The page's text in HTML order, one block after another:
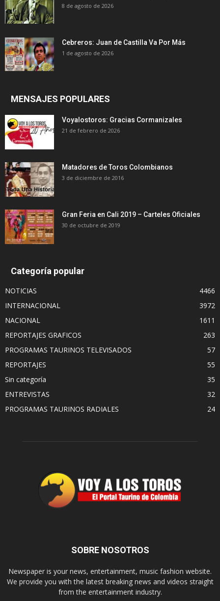
8 de agosto de 2026
Cebreros: Juan de Castilla Va Por Más
1 de agosto de 2026
MENSAJES POPULARES
Voyalostoros: Gracias Cormanizales
21 de febrero de 2026
Matadores de Toros Colombianos
3 de diciembre de 2016
Gran Feria en Cali 2019 – Carteles Oficiales
30 de octubre de 2019
Categoría popular
NOTICIAS
4466
INTERNACIONAL
3972
NACIONAL
1611
REPORTAJES GRAFICOS
263
PROGRAMAS TAURINOS TELEVISADOS
57
REPORTAJES
55
Sin categoría
35
ENTREVISTAS
32
PROGRAMAS TAURINOS RADIALES
24
SOBRE NOSOTROS
Newspaper is your news, entertainment, music fashion website.
We provide you with the latest breaking news and videos straight
from the entertainment industry.